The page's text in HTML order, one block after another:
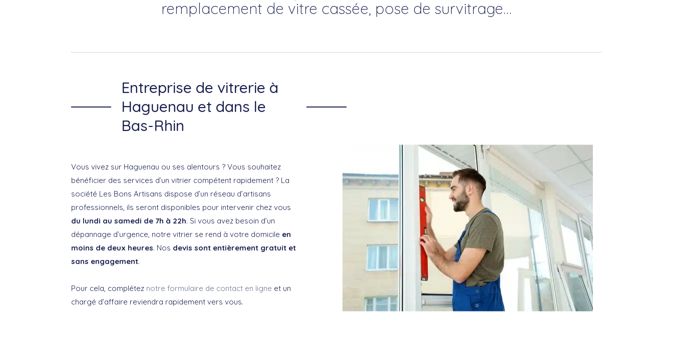
remplacement de vitre cassée, pose de survitrage…
Entreprise de vitrerie à
Haguenau et dans le
Bas-Rhin
Vous vivez sur Haguenau ou ses alentours ? Vous souhaitez
bénéficier des services d’un vitrier compétent rapidement ? La
société Les Bons Artisans dispose d’un réseau d’artisans
professionnels, ils seront disponibles pour intervenir chez vous
du lundi au samedi de 7h à 22h. Si vous avez besoin d’un
dépannage d’urgence, notre vitrier se rend à votre domicile en
moins de deux heures. Nos devis sont entièrement gratuit et
sans engagement.
Pour cela, complétez notre formulaire de contact en ligne et un
chargé d’affaire reviendra rapidement vers vous.